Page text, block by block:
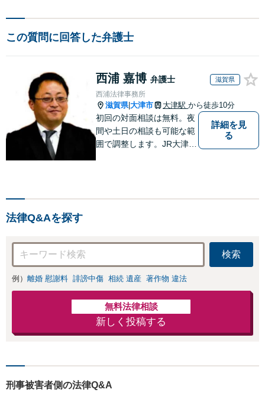
この質問に回答した弁護士
西浦 嘉博 弁護士 滋賀県
西浦法律事務所
滋賀県|大津市 大津駅 から徒歩10分
初回の対面相談は無料。夜
間や土日の相談も可能な範
囲で調整します。JR大津駅
詳細を見
る
法律Q&Aを探す
検索
例） 離婚 慰謝料 誹謗中傷 相続 遺産 著作物 違法
無料法律相談
新しく投稿する
刑事被害者側の法律Q&A